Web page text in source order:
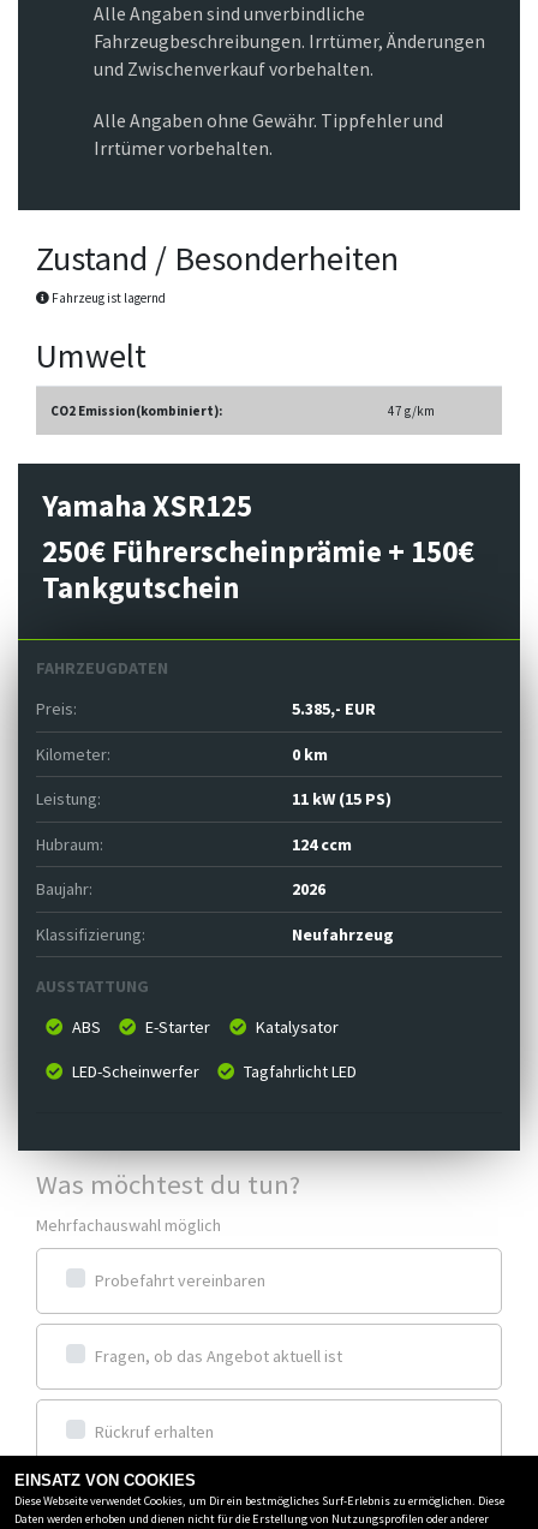
Alle Angaben sind unverbindliche
Fahrzeugbeschreibungen. Irrtümer, Änderungen
und Zwischenverkauf vorbehalten.
Alle Angaben ohne Gewähr. Tippfehler und
Irrtümer vorbehalten.
Zustand / Besonderheiten
Fahrzeug ist lagernd
Umwelt
CO2 Emission(kombiniert): 47 g/km
Yamaha XSR125
250€ Führerscheinprämie + 150€
Tankgutschein
FAHRZEUGDATEN
Preis:
5.385,- EUR
Kilometer: 0 km
Leistung: 11 kW (15 PS)
Hubraum: 124 ccm
Baujahr: 2026
Klassifizierung: Neufahrzeug
AUSSTATTUNG
ABS
E-Starter Katalysator
LED-Scheinwerfer Tagfahrlicht LED
Was möchtest du tun?
Mehrfachauswahl möglich
Probefahrt vereinbaren
Fragen, ob das Angebot aktuell ist
Rückruf erhalten
Frage zum Inserat stellen
EINSATZ VON COOKIES
Diese Webseite verwendet Cookies, um Dir ein bestmögliches Surf-Erlebnis zu ermöglichen. Diese
Daten werden erhoben und dienen nicht für die Erstellung von Nutzungsprofilen oder anderer